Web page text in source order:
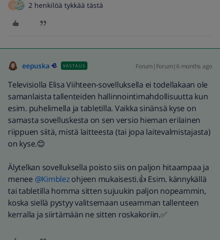
H 2 henkilöä tykkää tästä
eepuska VASTAUS Forum|Forum|6 months ago
Televisiolla Elisa Viihteen-sovelluksella ei todellakaan ole
samanlaista tallenteiden hallinnointimahdollisuutta kun
esim. puhelimella ja tabletilla. Vaikka sinänsä kyse on
samasta sovelluskesta on sen versio hieman erilainen
riippuen siitä, mistä laitteesta (tai jopa laitevalmistajasta)
on kyse.😊
Älytelkan sovelluksella poisto siis on paljon hitaampaa ja
menee ​ @Kimblezohjeen mukaisesti.👍 Esim. kännykällä
tai tabletilla homma sitten sujuukin paljon nopeammin,
koska siellä pystyy valitsemaan useamman tallenteen
kerralla ja siirtämään ne sitten roskakoriin.✅